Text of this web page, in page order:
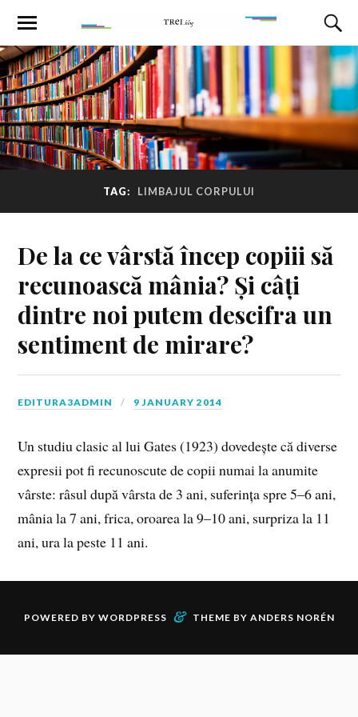
TAG: LIMBAJUL CORPULUI
De la ce vârstă încep copiii să
recunoască mânia? Și câți
dintre noi putem descifra un
sentiment de mirare?
EDITURA3ADMIN 9 JANUARY 2014
Un studiu clasic al lui Gates (1923) dovedește că diverse
expresii pot fi recunoscute de copii numai la anumite
vârste: râsul după vârsta de 3 ani, suferința spre 5–6 ani,
mânia la 7 ani, frica, oroarea la 9–10 ani, surpriza la 11
ani, ura la peste 11 ani.
POWERED BY WORDPRESS & THEME BY ANDERS NORÉN